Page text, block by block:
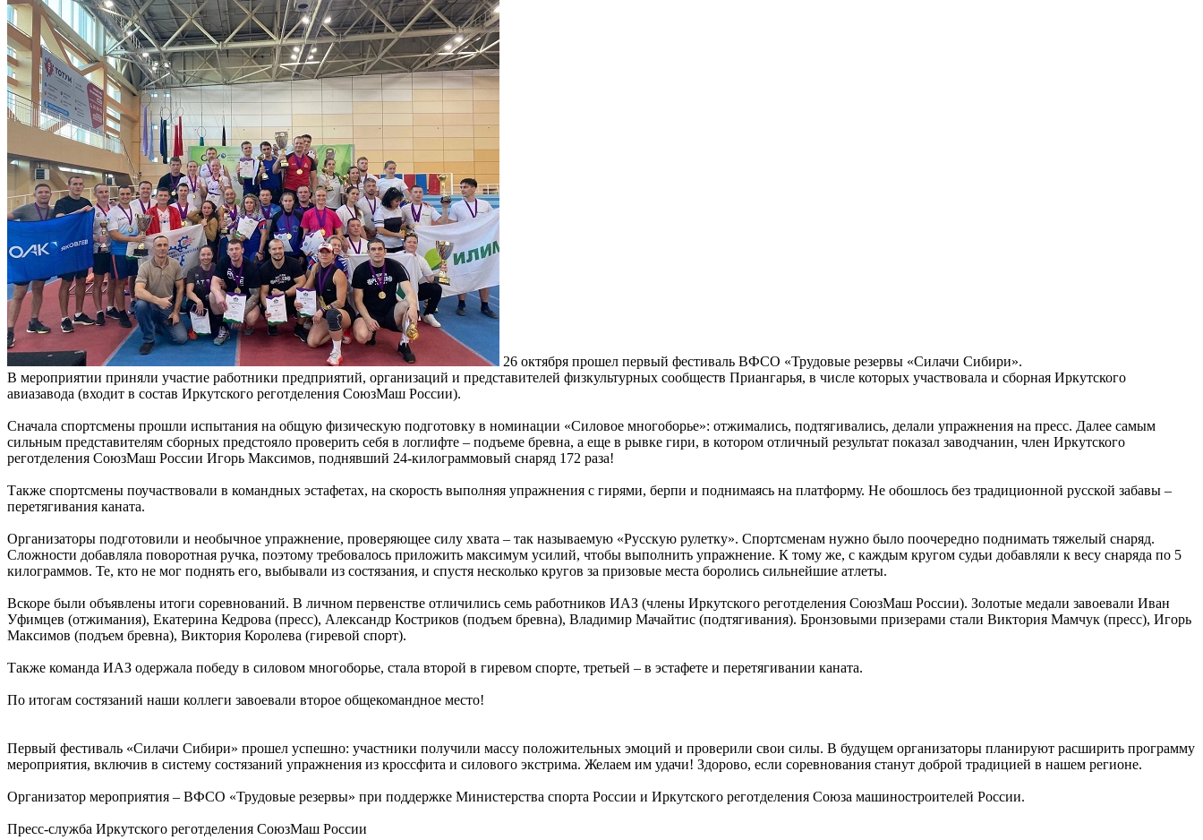
26 октября прошел первый фестиваль ВФСО «Трудовые резервы «Силачи Сибири».
В мероприятии приняли участие работники предприятий, организаций и представителей физкультурных сообществ Приангарья, в числе которых участвовала и сборная Иркутского
авиазавода (входит в состав Иркутского реготделения СоюзМаш России).
Сначала спортсмены прошли испытания на общую физическую подготовку в номинации «Силовое многоборье»: отжимались, подтягивались, делали упражнения на пресс. Далее самым
сильным представителям сборных предстояло проверить себя в логлифте – подъеме бревна, а еще в рывке гири, в котором отличный результат показал заводчанин, член Иркутского
реготделения СоюзМаш России Игорь Максимов, поднявший 24-килограммовый снаряд 172 раза!
Также спортсмены поучаствовали в командных эстафетах, на скорость выполняя упражнения с гирями, берпи и поднимаясь на платформу. Не обошлось без традиционной русской забавы –
перетягивания каната.
Организаторы подготовили и необычное упражнение, проверяющее силу хвата – так называемую «Русскую рулетку». Спортсменам нужно было поочередно поднимать тяжелый снаряд.
Сложности добавляла поворотная ручка, поэтому требовалось приложить максимум усилий, чтобы выполнить упражнение. К тому же, с каждым кругом судьи добавляли к весу снаряда по 5
килограммов. Те, кто не мог поднять его, выбывали из состязания, и спустя несколько кругов за призовые места боролись сильнейшие атлеты.
Вскоре были объявлены итоги соревнований. В личном первенстве отличились семь работников ИАЗ (члены Иркутского реготделения СоюзМаш России). Золотые медали завоевали Иван
Уфимцев (отжимания), Екатерина Кедрова (пресс), Александр Костриков (подъем бревна), Владимир Мачайтис (подтягивания). Бронзовыми призерами стали Виктория Мамчук (пресс), Игорь
Максимов (подъем бревна), Виктория Королева (гиревой спорт).
Также команда ИАЗ одержала победу в силовом многоборье, стала второй в гиревом спорте, третьей – в эстафете и перетягивании каната.
По итогам состязаний наши коллеги завоевали второе общекомандное место!
Первый фестиваль «Силачи Сибири» прошел успешно: участники получили массу положительных эмоций и проверили свои силы. В будущем организаторы планируют расширить программу
мероприятия, включив в систему состязаний упражнения из кроссфита и силового экстрима. Желаем им удачи! Здорово, если соревнования станут доброй традицией в нашем регионе.
Организатор мероприятия – ВФСО «Трудовые резервы» при поддержке Министерства спорта России и Иркутского реготделения Союза машиностроителей России.
Пресс-служба Иркутского реготделения СоюзМаш России